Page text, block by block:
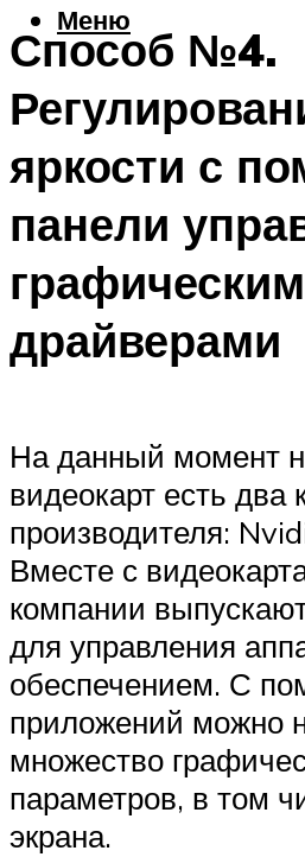
Меню
Способ №4.
яркости с
панели
драйверами
На данный момент
видеокарт есть два
производителя:
Вместе с
компании
для управления
обеспечением. С
приложений можно
множество
параметров, в том
экрана.